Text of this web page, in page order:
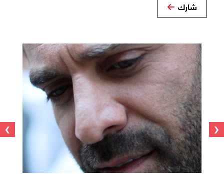
شارك
‹
›